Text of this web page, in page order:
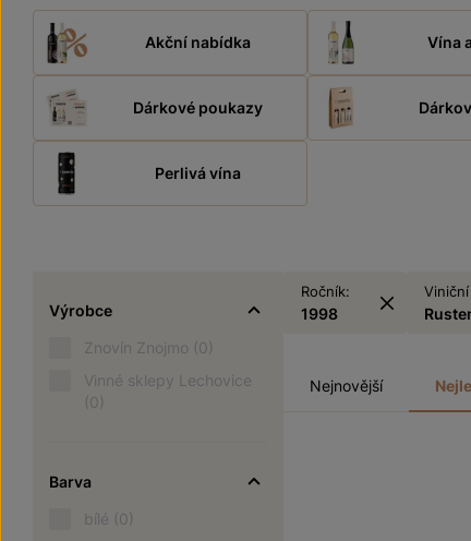
Akční nabídka Vína
Dárkové poukazy
Perlivá vína
Výrobce
Znovín Znojmo (0)
Vinné sklepy Lechovice
(0)
Barva
bílé (0)
Ročník:
1998
Nejnovější